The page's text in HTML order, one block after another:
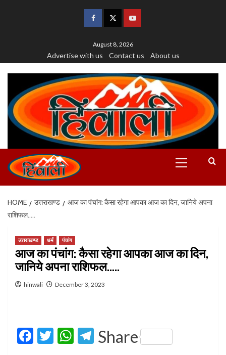
August 8, 2026
Advertise with us Contact us About us
HOME उत्तराखण्ड
आज का पंचांग: कैसा रहेगा आपका आज का दिन, जानिये अपना
राशिफल…..
उत्तराखण्ड धर्म पंचांग
आज का पंचांग: कैसा रहेगा आपका आज का दिन,
जानिये अपना राशिफल…..
hinwali December 3, 2023
Facebook
Twitter
WhatsApp
Telegram
Share